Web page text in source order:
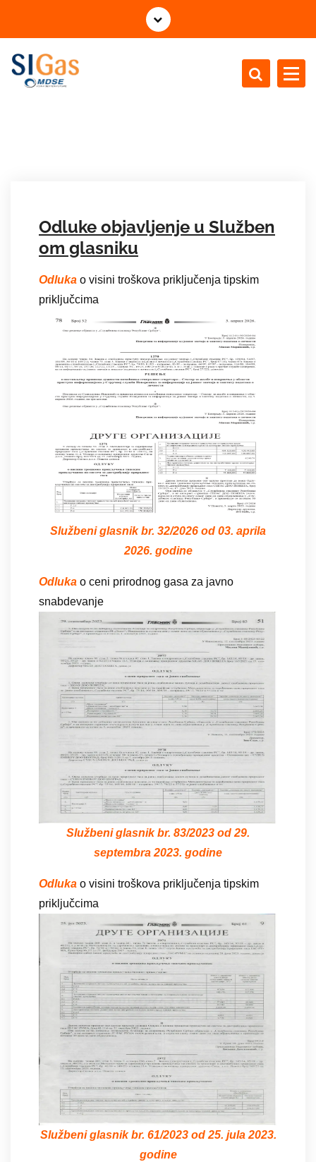
o
Odluke objavljenje u Služben
om glasniku
Odluka o visini troškova priključenja tipskim
priključcima
Službeni glasnik br. 32/2026 od 03. aprila
2026. godine
Odluka o ceni prirodnog gasa za javno
snabdevanje
Službeni glasnik br. 83/2023 od 29.
septembra 2023. godine
Odluka o visini troškova priključenja tipskim
priključcima
Službeni glasnik br. 61/2023 od 25. jula 2023.
godine